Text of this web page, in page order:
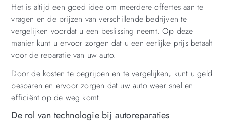
Het is altijd een goed idee om meerdere offertes aan te
vragen en de prijzen van verschillende bedrijven te
vergelijken voordat u een beslissing neemt. Op deze
manier kunt u ervoor zorgen dat u een eerlijke prijs betaalt
voor de reparatie van uw auto.
Door de kosten te begrijpen en te vergelijken, kunt u geld
besparen en ervoor zorgen dat uw auto weer snel en
efficiënt op de weg komt.
De rol van technologie bij autoreparaties